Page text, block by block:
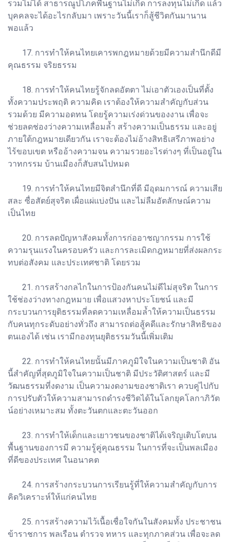
รวมไม่ได้ สาธารณูปโภคพื้นฐานไม่เกิด การลงทุนไม่เกิด แล้ว
บุคคลจะได้อะไรกลับมา เพราะวันนี้เราก็สู้ชีวิตกันมานาน
พอแล้ว
17. การทำให้คนไทยเคารพกฎหมายด้วยมีความสำนึกดีมี
คุณธรรม จริยธรรม
18. การทำให้คนไทยรู้จักลดอัตตา ไม่เอาตัวเองเป็นที่ตั้ง
ทั้งความประพฤติ ความคิด เราต้องให้ความสำคัญกับส่วน
รวมด้วย มีความอดทน โดยรู้ความเร่งด่วนของงาน เพื่อจะ
ช่วยลดช่องว่างความเหลื่อมล้ำ สร้างความเป็นธรรม และอยู่
ภายใต้กฎหมายเดียวกัน เราจะต้องไม่อ้างสิทธิเสรีภาพอย่าง
ไร้ขอบเขต หรืออ้างความจน ความรวยอะไรต่างๆ ที่เป็นอยู่ใน
วาทกรรม บ้านเมืองก็สับสนไปหมด
19. การทำให้คนไทยมีจิตสำนึกที่ดี มีอุดมการณ์ ความเสีย
สละ ซื่อสัตย์สุจริต เผื่อแผ่แบ่งปัน และไม่ลืมอัตลักษณ์ความ
เป็นไทย
20. การลดปัญหาสังคมทั้งการก่ออาชญากรรม การใช้
ความรุนแรงในครอบครัว และการละเมิดกฎหมายที่ส่งผลกระ
ทบต่อสังคม และประเทศชาติ โดยรวม
21. การสร้างกลไกในการป้องกันคนไม่ดีไม่สุจริต ในการ
ใช้ช่องว่างทางกฎหมาย เพื่อแสวงหาประโยชน์ และมี
กระบวนการยุติธรรมที่ลดความเหลื่อมล้ำให้ความเป็นธรรม
กับคนทุกระดับอย่างทั่วถึง สามารถต่อสู้คดีและรักษาสิทธิของ
ตนเองได้ เช่น เรามีกองทุนยุติธรรมวันนี้เพิ่มเติม
22. การทำให้คนไทยนั้นมีภาคภูมิใจในความเป็นชาติ อัน
นี้สำคัญที่สุดภูมิใจในความเป็นชาติ มีประวัติศาสตร์ และมี
วัฒนธรรมที่งดงาม เป็นความงดงามของชาติเรา ควบคู่ไปกับ
การปรับตัวให้ความสามารถดำรงชีวิตได้ในโลกยุคโลกาภิวัต
น์อย่างเหมาะสม ทั้งตะวันตกและตะวันออก
23. การทำให้เด็กและเยาวชนของชาติได้เจริญเติบโตบน
พื้นฐานของการมี ความรู้คู่คุณธรรม ในการที่จะเป็นพลเมือง
ที่ดีของประเทศ ในอนาคต
24. การสร้างกระบวนการเรียนรู้ที่ให้ความสำคัญกับการ
คิดวิเคราะห์ให้แก่คนไทย
25. การสร้างความไว้เนื้อเชื่อใจกันในสังคมทั้ง ประชาชน
ข้าราชการ พลเรือน ตำรวจ ทหาร และทุกภาคส่วน เพื่อจะลด